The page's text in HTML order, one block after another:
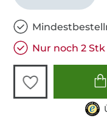
Nur noch 2